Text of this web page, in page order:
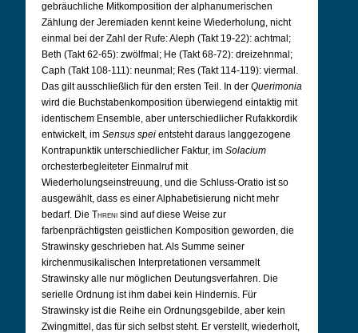
gebräuchliche Mitkomposition der alphanumerischen
Zählung der Jeremiaden kennt keine Wiederholung, nicht
einmal bei der Zahl der Rufe: Aleph (Takt 19-22): achtmal;
Beth (Takt 62-65): zwölfmal; He (Takt 68-72): dreizehnmal;
Caph (Takt 108-111): neunmal; Res (Takt 114-119): viermal.
Das gilt ausschließlich für den ersten Teil. In der Querimonia
wird die Buchstabenkomposition überwiegend eintaktig mit
identischem Ensemble, aber unterschiedlicher Rufakkordik
entwickelt, im Sensus spei entsteht daraus langgezogene
Kontrapunktik unterschiedlicher Faktur, im Solacium
orchesterbegleiteter Einmalruf mit
Wiederholungseinstreuung, und die Schluss-Oratio ist so
ausgewählt, dass es einer Alphabetisierung nicht mehr
bedarf. Die Threni sind auf diese Weise zur
farbenprächtigsten geistlichen Komposition geworden, die
Strawinsky geschrieben hat. Als Summe seiner
kirchenmusikalischen Interpretationen versammelt
Strawinsky alle nur möglichen Deutungsverfahren. Die
serielle Ordnung ist ihm dabei kein Hindernis. Für
Strawinsky ist die Reihe ein Ordnungsgebilde, aber kein
Zwingmittel, das für sich selbst steht. Er verstellt, wiederholt,